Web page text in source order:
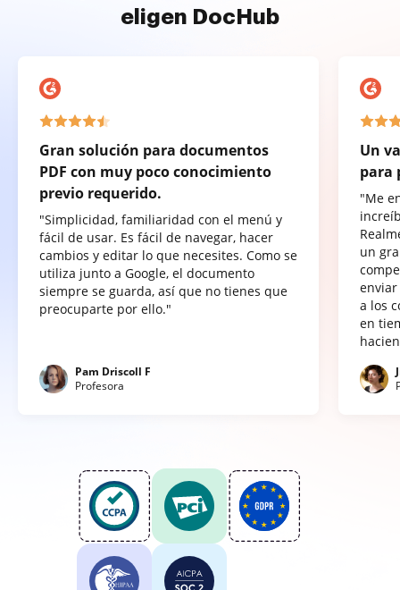
eligen DocHub
Gran solución para documentos
PDF con muy poco conocimiento
previo requerido.
"Simplicidad, familiaridad con el menú y
fácil de usar. Es fácil de navegar, hacer
cambios y editar lo que necesites. Como se
utiliza junto a Google, el documento
siempre se guarda, así que no tienes que
preocuparte por ello."
Pam Driscoll F
Profesora
Un
para
"Me
un
a los
en